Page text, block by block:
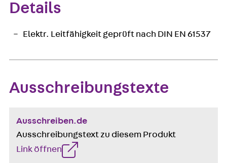
Details
Elektr. Leitfähigkeit geprüft nach DIN EN 61537
Ausschreibungstexte
Ausschreiben.de
Ausschreibungstext zu diesem Produkt
Link öffnen